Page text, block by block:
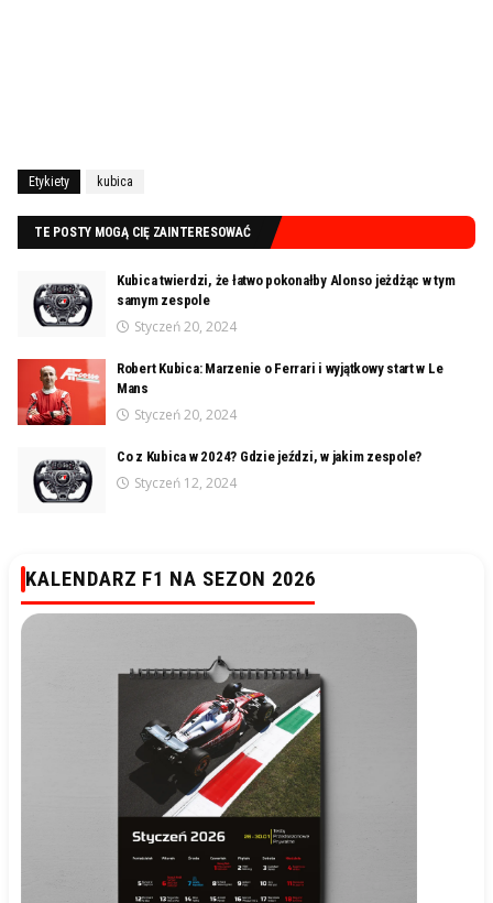
Etykiety kubica
TE POSTY MOGĄ CIĘ ZAINTERESOWAĆ
Kubica twierdzi, że łatwo pokonałby Alonso jeżdżąc w tym
samym zespole
Styczeń 20, 2024
Robert Kubica: Marzenie o Ferrari i wyjątkowy start w Le
Mans
Styczeń 20, 2024
Co z Kubica w 2024? Gdzie jeździ, w jakim zespole?
Styczeń 12, 2024
KALENDARZ F1 NA SEZON 2026